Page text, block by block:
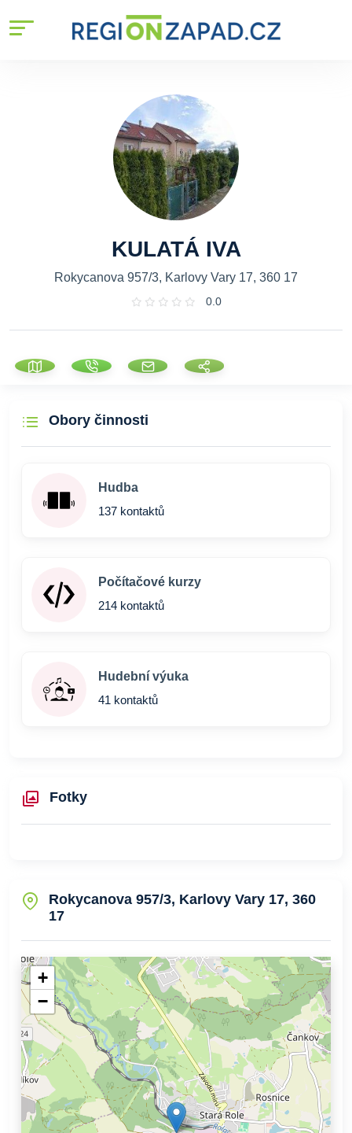
KULATÁ IVA
Rokycanova 957/3, Karlovy Vary 17, 360 17
0.0
Obory činnosti
Hudba
137 kontaktů
Počítačové kurzy
214 kontaktů
Hudební výuka
41 kontaktů
Fotky
Rokycanova 957/3, Karlovy Vary 17, 360
17
+
−